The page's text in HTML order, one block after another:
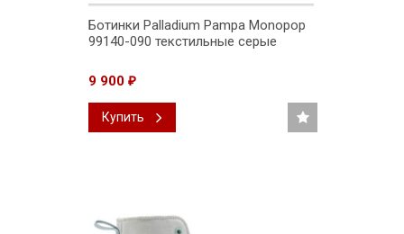
Ботинки Palladium Pampa Monopop
99140-090 текстильные серые
9 900 ₽
Купить